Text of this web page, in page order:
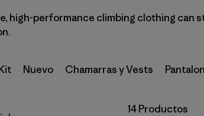
Filtrar por
Fit
high-performance climbing clothing can
Nuevo Chamarras y Vests
14 Productos